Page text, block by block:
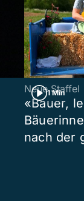
1 Min
Neue Staffel
«Bauer,
nach der